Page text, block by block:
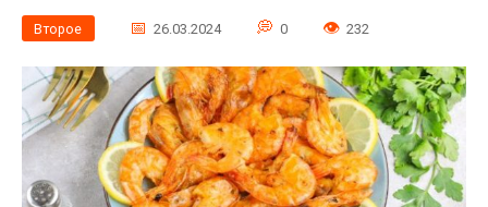
Второе 26.03.2024 0 232